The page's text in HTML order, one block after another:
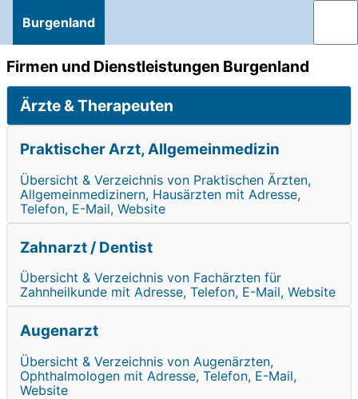
Burgenland
Firmen und Dienstleistungen Burgenland
Ärzte & Therapeuten
Praktischer Arzt, Allgemeinmedizin
Übersicht & Verzeichnis von Praktischen Ärzten,
Allgemeinmedizinern, Hausärzten mit Adresse,
Telefon, E-Mail, Website
Zahnarzt / Dentist
Übersicht & Verzeichnis von Fachärzten für
Zahnheilkunde mit Adresse, Telefon, E-Mail, Website
Augenarzt
Übersicht & Verzeichnis von Augenärzten,
Ophthalmologen mit Adresse, Telefon, E-Mail,
Website